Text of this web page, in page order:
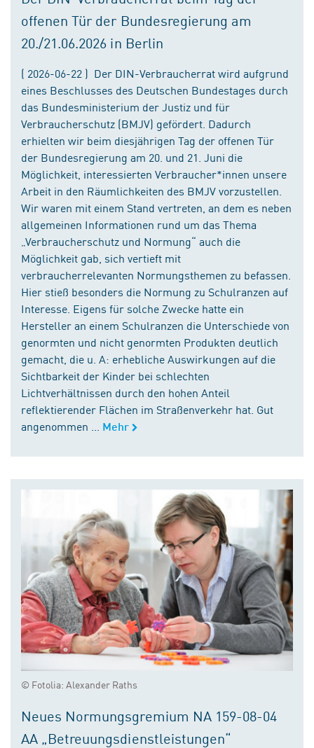
offenen Tür der Bundesregierung am
20./21.06.2026 in Berlin
( 2026-06-22 ) Der DIN-Verbraucherrat wird aufgrund
eines Beschlusses des Deutschen Bundestages durch
das Bundesministerium der Justiz und für
Verbraucherschutz (BMJV) gefördert. Dadurch
erhielten wir beim diesjährigen Tag der offenen Tür
der Bundesregierung am 20. und 21. Juni die
Möglichkeit, interessierten Verbraucher*innen unsere
Arbeit in den Räumlichkeiten des BMJV vorzustellen.
Wir waren mit einem Stand vertreten, an dem es neben
allgemeinen Informationen rund um das Thema
„Verbraucherschutz und Normung“ auch die
Möglichkeit gab, sich vertieft mit
verbraucherrelevanten Normungsthemen zu befassen.
Hier stieß besonders die Normung zu Schulranzen auf
Interesse. Eigens für solche Zwecke hatte ein
Hersteller an einem Schulranzen die Unterschiede von
genormten und nicht genormten Produkten deutlich
gemacht, die u. A: erhebliche Auswirkungen auf die
Sichtbarkeit der Kinder bei schlechten
Lichtverhältnissen durch den hohen Anteil
reflektierender Flächen im Straßenverkehr hat. Gut
angenommen ...
Mehr
© Fotolia: Alexander Raths
Neues Normungsgremium NA 159-08-04
AA „Betreuungsdienstleistungen“